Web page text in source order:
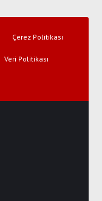
Çerez Politikası
Veri Politikası